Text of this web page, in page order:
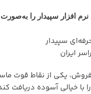
نرم افزار سپیدار را
سپیدار
فروش، یکی از نقاط قوت
با خیالی آسوده دریافت